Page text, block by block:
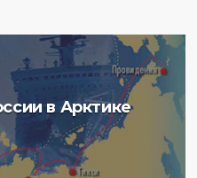
в Арктике